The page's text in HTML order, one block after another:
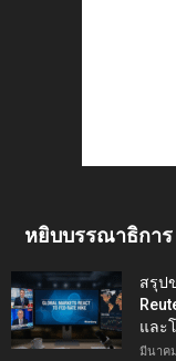
หยิบบรรณาธิการ
สรุป
และ
มีนาค